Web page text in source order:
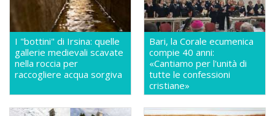
I "bottini" di Irsina: quelle
gallerie medievali scavate
nella roccia per
raccogliere acqua sorgiva
Bari, la Corale ecumenica
compie 40 anni:
«Cantiamo per l'unità di
tutte le confessioni
cristiane»